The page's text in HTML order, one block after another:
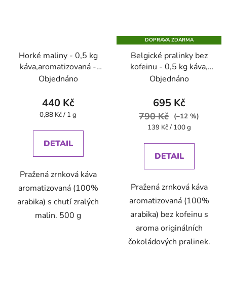
Horké maliny - 0,5 kg
káva,aromatizovaná -
Oxalis
Objednáno
440 Kč
Měrná
0,88 Kč / 1 g
DETAIL
Pražená zrnková káva
aromatizovaná (100%
arabika) s chutí zralých
malin. 500 g
DOPRAVA ZDARMA
Belgické pralinky bez
kofeinu - 0,5 kg káva,
aromatizovaná - Oxalis
Objednáno
695 Kč
790 Kč
(–12 %)
Měrná
139 Kč / 100 g
DETAIL
Pražená zrnková káva
aromatizovaná (100%
arabika) bez kofeinu s
aroma originálních
čokoládových pralinek.